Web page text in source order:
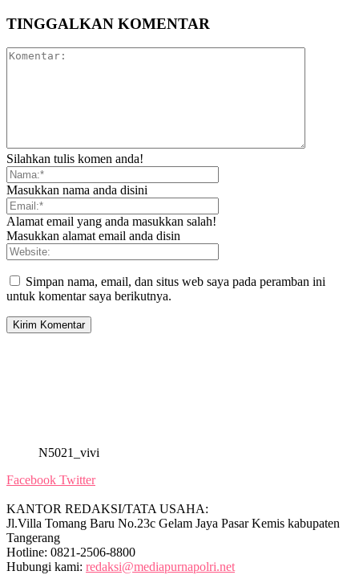
TINGGALKAN KOMENTAR
Silahkan tulis komen anda!
Masukkan nama anda disini
Alamat email yang anda masukkan salah!
Masukkan alamat email anda disin
Simpan nama, email, dan situs web saya pada peramban ini
untuk komentar saya berikutnya.
N5021_vivi
Facebook Twitter
KANTOR REDAKSI/TATA USAHA:
Jl.Villa Tomang Baru No.23c Gelam Jaya Pasar Kemis kabupaten
Tangerang
Hotline: 0821-2506-8800
Hubungi kami: redaksi@mediapurnapolri.net